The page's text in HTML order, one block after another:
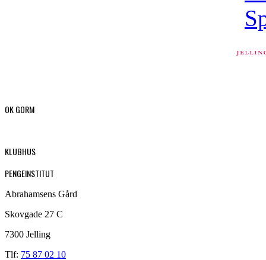
OK GORM
KLUBHUS
PENGEINSTITUT
Abrahamsens Gård
Skovgade 27 C
7300 Jelling
Tlf: 75 87 02 10